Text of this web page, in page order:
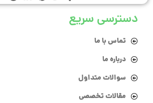
دسترسی سریع
تماس با ما
درباره ما
سوالات متداول
مقالات تخصصی